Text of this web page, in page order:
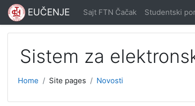
Skip to main content
EUČENJE Sajt FTN Čačak Studentski
Sistem za
Home Site pages Novosti